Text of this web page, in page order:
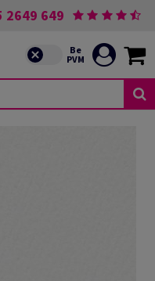
2649 649